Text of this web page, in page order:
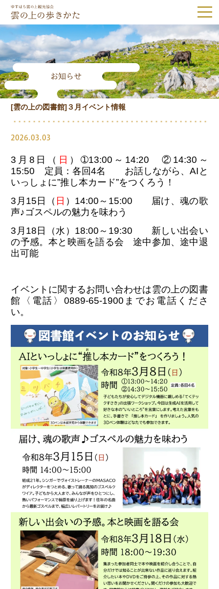
Tel.0889-65-1187
森林・自然
体験 グルメ・お土産
宿泊
体験予約
ENGLISH 繁体字
検索
ゆすはら雲の上観光協会｜雲の上の歩き
お知らせ
[雲の上の図書館]３月イベント情報
2026.03.03
3月8日（ 日 ）➀13:00～14:20 ②14:30～
15:50 定員：各回4名 お話しながら、AIと
いっしょに”推し本カード”をつくろう！
3月15日（ 日 ）14:00～15:00 届け、魂の歌
声♪ゴスペルの魅力を味わう
3月18日（水）18:00～19:30 新しい出会い
の予感。本と映画を語る会 途中参加、途中退
出可能
イベントに関するお問い合わせは雲の上の図書
館〈電話〉0889-65-1900までお電話くださ
い。